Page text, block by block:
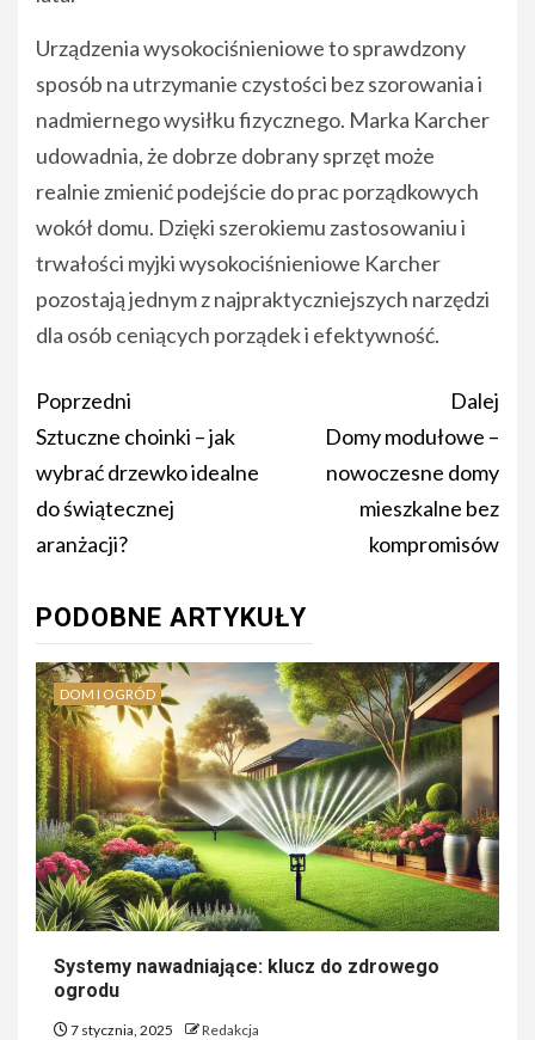
Urządzenia wysokociśnieniowe to sprawdzony
sposób na utrzymanie czystości bez szorowania i
nadmiernego wysiłku fizycznego. Marka Karcher
udowadnia, że dobrze dobrany sprzęt może
realnie zmienić podejście do prac porządkowych
wokół domu. Dzięki szerokiemu zastosowaniu i
trwałości myjki wysokociśnieniowe Karcher
pozostają jednym z najpraktyczniejszych narzędzi
dla osób ceniących porządek i efektywność.
Nawigacja
wpisu
Poprzedni
Sztuczne choinki – jak
wybrać drzewko idealne
do świątecznej
aranżacji?
Dalej
Domy modułowe –
nowoczesne domy
mieszkalne bez
kompromisów
PODOBNE ARTYKUŁY
DOM I OGRÓD
Systemy nawadniające: klucz do zdrowego
ogrodu
7 stycznia, 2025 Redakcja